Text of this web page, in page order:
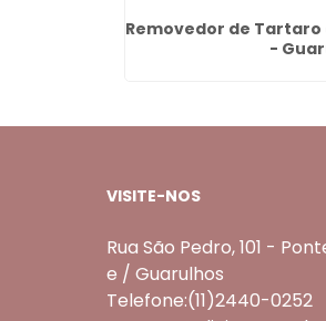
Removedor de Tartaro
-
VISITE-NOS
Rua São Pedro, 101 -
e / Guarulhos
Telefone:(11)2440-0252